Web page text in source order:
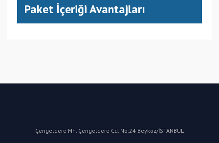
Paket İçeriği Avantajları
Çengeldere Mh. Çengeldere Cd. No:24 Beykoz/İSTANBUL